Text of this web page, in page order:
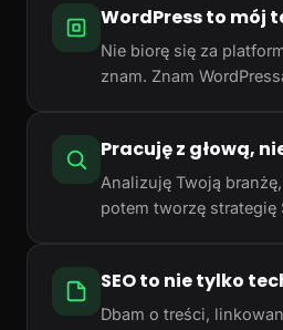
WordPress to mój
Nie biorę się za
znam. Znam
Pracuję z głową,
Analizuję Twoją
potem tworzę strategię
SEO to nie tylko
Dbam o treści,